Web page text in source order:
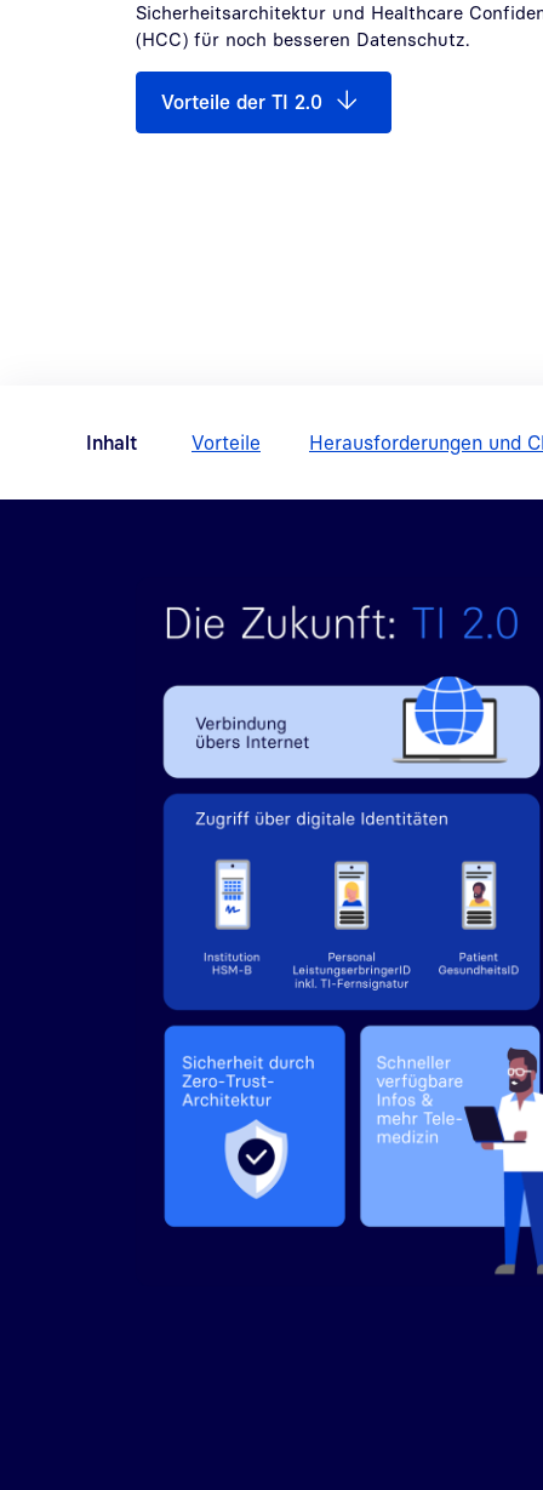
Sicherheitsarchitektur und Healthcare
(HCC) für noch besseren Datenschutz.
Vorteile der TI 2.0
Inhalt Vorteile Herausforderungen und